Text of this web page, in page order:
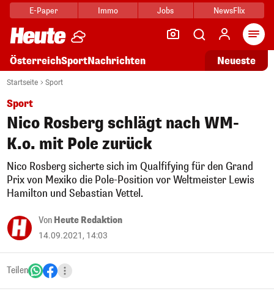
E-Paper Immo Jobs NewsFlix
ÖsterreichSportNachrichten Neueste
Startseite Sport
Sport
Nico Rosberg schlägt nach WM-
K.o. mit Pole zurück
Nico Rosberg sicherte sich im Qualfifying für den Grand
Prix von Mexiko die Pole-Position vor Weltmeister Lewis
Hamilton und Sebastian Vettel.
Von Heute Redaktion
14.09.2021, 14:03
Teilen